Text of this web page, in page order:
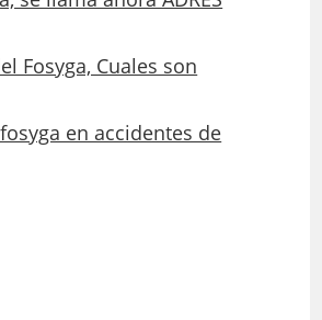
Fosyga, Cuales son
en accidentes de